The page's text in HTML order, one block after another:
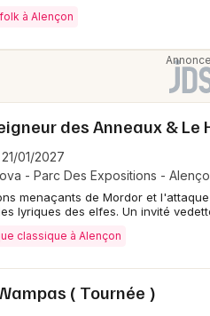
à Alençon
des Anneaux & Le
01/2027
- Parc Des Expositions -
menaçants de Mordor et
lyriques des elfes. Un invité
classique à Alençon
( Tournée )